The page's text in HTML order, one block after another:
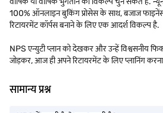
100% ऑनलाइन बुकिंग प्रोसेस के साथ, बजाज फाइनेंस
रिटायरमेंट कॉर्पस बनाने के लिए एक आदर्श विकल्प है.
NPS एन्युटी प्लान को देखकर और उन्हें विश्वसनीय
जोड़कर, आज ही अपने रिटायरमेंट के लिए प्लानिंग
सामान्य प्रश्न